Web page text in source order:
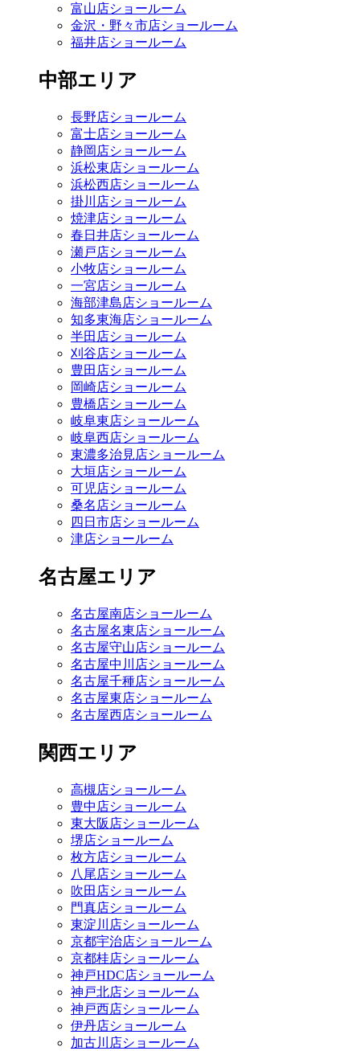
富山店ショールーム
金沢・野々市店ショールーム
福井店ショールーム
中部エリア
長野店ショールーム
富士店ショールーム
静岡店ショールーム
浜松東店ショールーム
浜松西店ショールーム
掛川店ショールーム
焼津店ショールーム
春日井店ショールーム
瀬戸店ショールーム
小牧店ショールーム
一宮店ショールーム
海部津島店ショールーム
知多東海店ショールーム
半田店ショールーム
刈谷店ショールーム
豊田店ショールーム
岡崎店ショールーム
豊橋店ショールーム
岐阜東店ショールーム
岐阜西店ショールーム
東濃多治見店ショールーム
大垣店ショールーム
可児店ショールーム
桑名店ショールーム
四日市店ショールーム
津店ショールーム
名古屋エリア
名古屋南店ショールーム
名古屋名東店ショールーム
名古屋守山店ショールーム
名古屋中川店ショールーム
名古屋千種店ショールーム
名古屋東店ショールーム
名古屋西店ショールーム
関西エリア
高槻店ショールーム
豊中店ショールーム
東大阪店ショールーム
堺店ショールーム
枚方店ショールーム
八尾店ショールーム
吹田店ショールーム
門真店ショールーム
東淀川店ショールーム
京都宇治店ショールーム
京都桂店ショールーム
神戸HDC店ショールーム
神戸北店ショールーム
神戸西店ショールーム
伊丹店ショールーム
加古川店ショールーム